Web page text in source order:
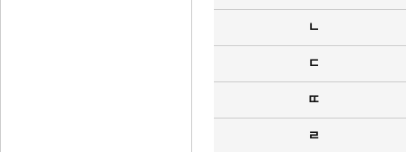
ㄴ
ㄷ
ㄸ
ㄹ